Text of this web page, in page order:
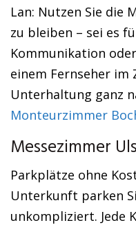
Lan: Nutzen Sie die
zu bleiben – sei es
Kommunikation
einem Fernseher im
Unterhaltung ganz
Monteurzimmer
Messezimmer
Parkplätze ohne
Unterkunft parken
unkompliziert. Jede